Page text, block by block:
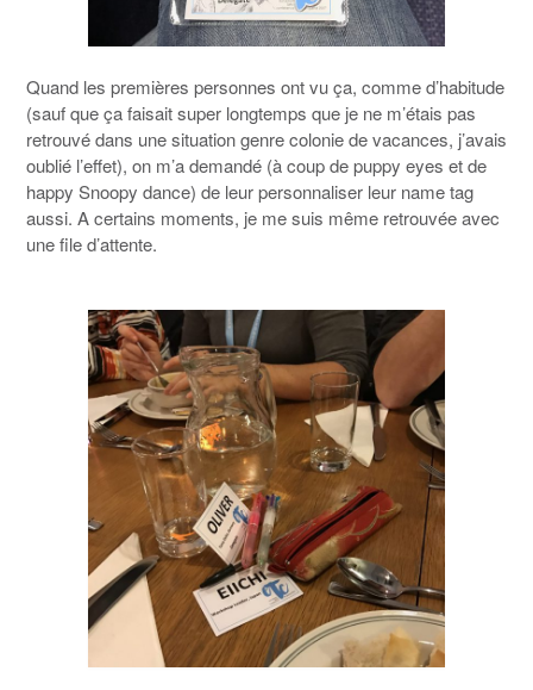
Quand les premières personnes ont vu ça, comme d’habitude
(sauf que ça faisait super longtemps que je ne m’étais pas
retrouvé dans une situation genre colonie de vacances, j’avais
oublié l’effet), on m’a demandé (à coup de puppy eyes et de
happy Snoopy dance) de leur personnaliser leur name tag
aussi. A certains moments, je me suis même retrouvée avec
une file d’attente.